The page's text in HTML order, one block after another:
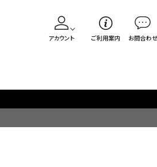
アカウント ご利用案内 お問合わせ